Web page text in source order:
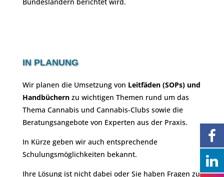
IN PLANUNG
Wir planen die Umsetzung von Leitfäden (SOPs) und
Handbüchernzu wichtigen Themen rund um das
Thema Cannabis und Cannabis-Clubs sowie die
Beratungsangebote von Experten aus der Praxis.
In Kürze geben wir auch entsprechende
Schulungsmöglichkeiten bekannt.
Ihre Lösung ist nicht dabei oder Sie haben Fragen zu